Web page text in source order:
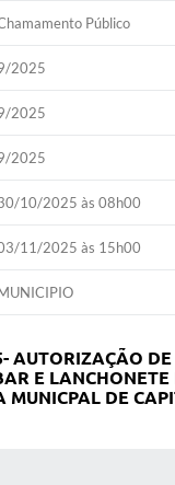
Público
2025
2025
2025
10/2025 às 08h00
11/2025 às 15h00
E
MUNICPAL DE